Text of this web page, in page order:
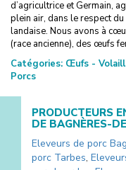
d’agricultrice et Germain,
plein air, dans le respect
landaise. Nous avons à
(race ancienne), des œufs
Catégories: Œufs -
Porcs
PRODUCTEURS
DE BAGNÈRES-
Eleveurs de porc
porc Tarbes,